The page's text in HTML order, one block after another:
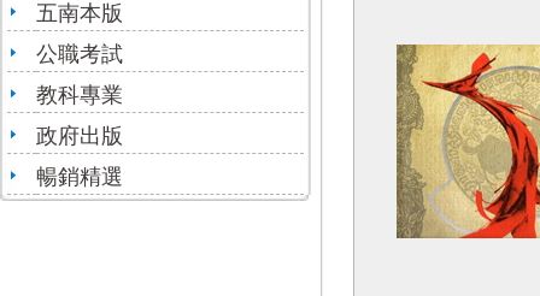
五南本版
公職考試
教科專業
政府出版
暢銷精選